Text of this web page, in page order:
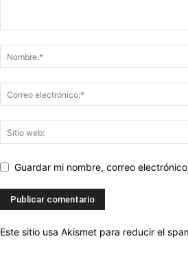
Guardar mi nombre, correo
Este sitio usa Akismet para reducir el